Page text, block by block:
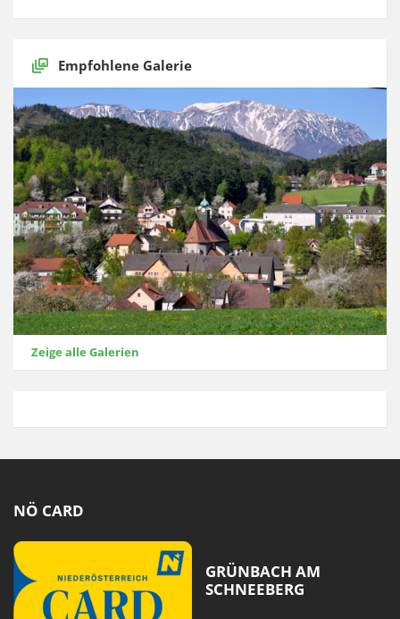
Empfohlene Galerie
Zeige alle Galerien
NÖ CARD
GRÜNBACH AM
SCHNEEBERG